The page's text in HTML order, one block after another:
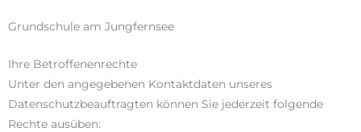
Grundschule am Jungfernsee
Ihre Betroffenenrechte
Unter den angegebenen Kontaktdaten unseres
Datenschutzbeauftragten können Sie jederzeit folgende
Rechte ausüben: